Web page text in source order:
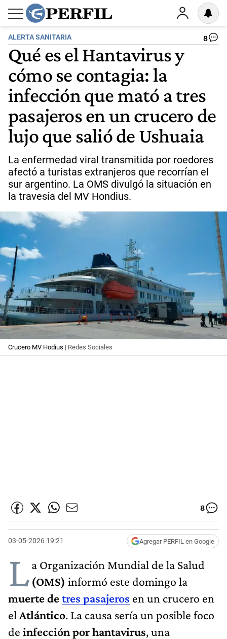
ALERTA SANITARIA 8
Qué es el Hantavirus y
cómo se contagia: la
infección que mató a tres
pasajeros en un crucero de
lujo que salió de Ushuaia
La enfermedad viral transmitida por roedores
afectó a turistas extranjeros que recorrían el
sur argentino. La OMS divulgó la situación en
la travesía del MV Hondius.
Crucero MV Hodius | Redes Sociales
8
03-05-2026 19:21 Agregar PERFIL en Google
La Organización Mundial de la Salud
(OMS) informó este domingo la
muerte detres pasajeros en un crucero en
el Atlántico. La causa sería un posible foco
de infección por hantavirus, una